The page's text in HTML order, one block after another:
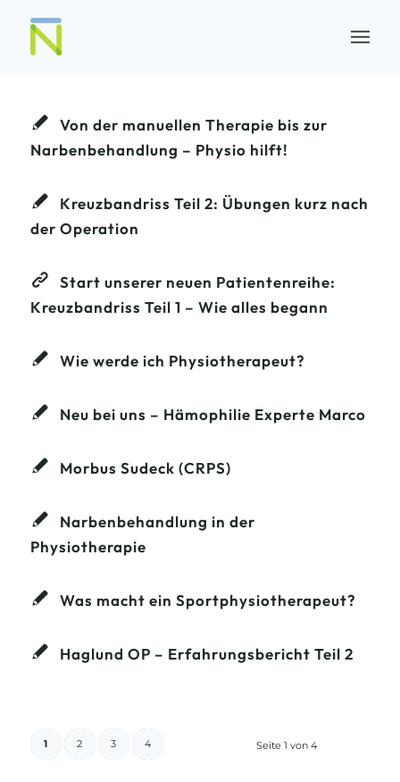
Von der manuellen Therapie bis zur
Narbenbehandlung – Physio hilft!
Kreuzbandriss Teil 2: Übungen kurz nach
der Operation
Start unserer neuen Patientenreihe:
Kreuzbandriss Teil 1 – Wie alles begann
Wie werde ich Physiotherapeut?
Neu bei uns – Hämophilie Experte Marco
Morbus Sudeck (CRPS)
Narbenbehandlung in der
Physiotherapie
Was macht ein Sportphysiotherapeut?
Haglund OP – Erfahrungsbericht Teil 2
Seite 1 von 4
1 2 3 4